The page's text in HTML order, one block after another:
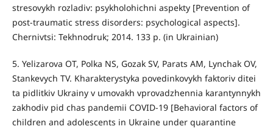
stresovykh rozladiv: psykholohichni aspekty [Prevention of
post-traumatic stress disorders: psychological aspects].
Chernivtsi: Tekhnodruk; 2014. 133 p. (in Ukrainian)
5. Yelizarova OT, Polka NS, Gozak SV, Parats AM, Lynchak OV,
Stankevych TV. Kharakterystyka povedinkovykh faktoriv ditei
ta pidlitkiv Ukrainy v umovakh vprovadzhennia karantynnykh
zakhodiv pid chas pandemii COVID-19 [Behavioral factors of
children and adolescents in Ukraine under quarantine